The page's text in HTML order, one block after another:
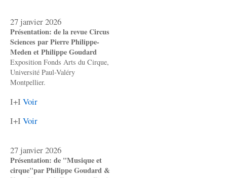
27 janvier 2026
Présentation: de la revue Circus
Sciences par Pierre Philippe-
Meden et Philippe Goudard
Exposition Fonds Arts du Cirque,
Université Paul-Valéry
Montpellier.
I+I Voir
I+I Voir
27 janvier 2026
Présentation: de "Musique et
cirque"par Philippe Goudard &